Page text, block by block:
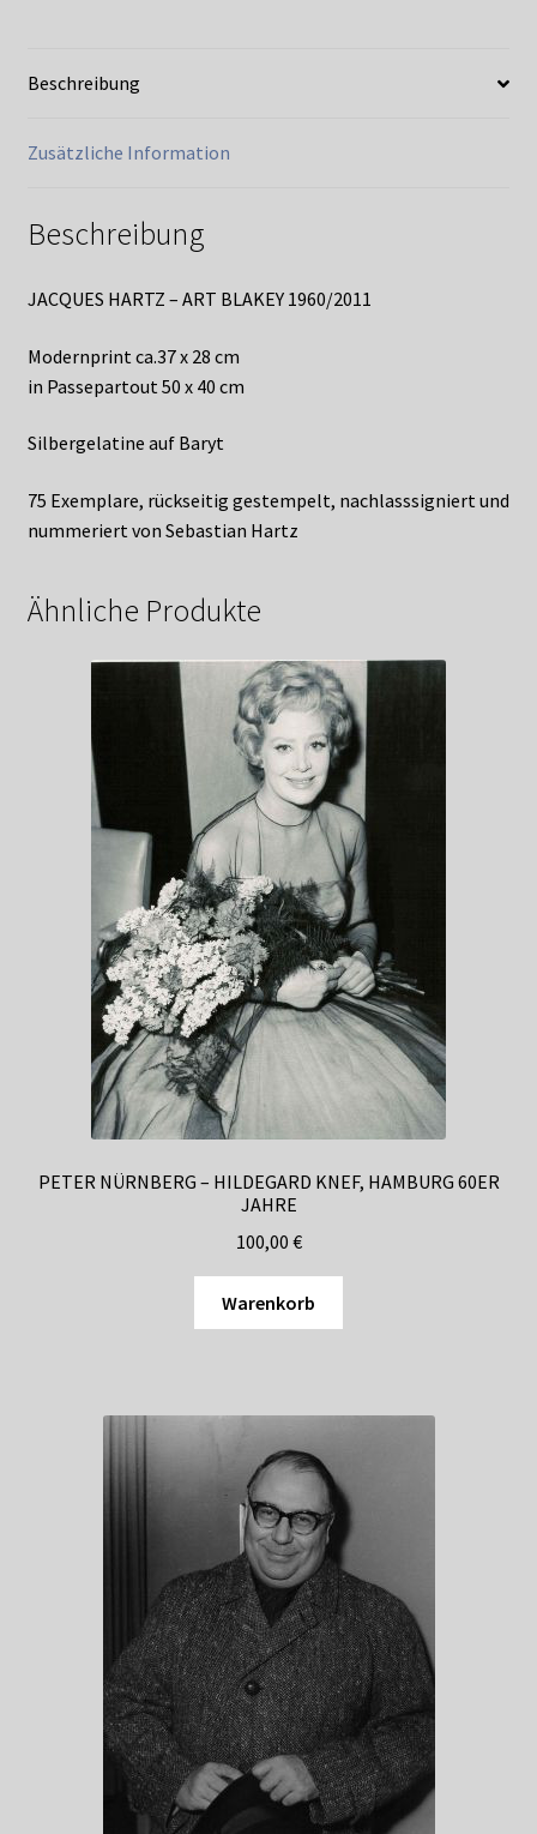
Beschreibung
Zusätzliche Information
Beschreibung
JACQUES HARTZ – ART BLAKEY 1960/2011
Modernprint ca.37 x 28 cm
in Passepartout 50 x 40 cm
Silbergelatine auf Baryt
75 Exemplare, rückseitig gestempelt, nachlasssigniert und
nummeriert von Sebastian Hartz
Ähnliche Produkte
PETER NÜRNBERG – HILDEGARD KNEF, HAMBURG 60ER
JAHRE
100,00 €
Warenkorb